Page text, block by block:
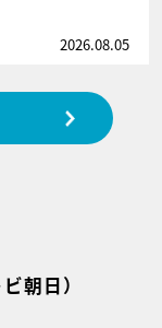
2026.08.05
朝日）